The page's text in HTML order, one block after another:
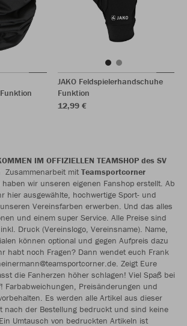
JAKO Feldspielerhandschuhe
Funktion
12,99 €
IM OFFIZIELLEN TEAMSHOP des SV
Zusammenarbeit mit Teamsportcorner
haben wir unseren eigenen Fanshop erstellt. Ab
hier ausgewählte, hochwertige Sport- und
Vereinsfarben erwerben. Und das alles
und einem super Service. Alle Preise sind
Druck (Vereinslogo, Vereinsname). Name,
können optional und gegen Aufpreis dazu
habt noch Fragen? Dann wendet euch Frank
Zeigt Eure
die Fanherzen höher schlagen! Viel Spaß bei
Farbabweichungen, Preisänderungen und
Es werden alle Artikel aus dieser
nach der Bestellung bedruckt und sind keine
Umtausch von bedruckten Artikeln ist